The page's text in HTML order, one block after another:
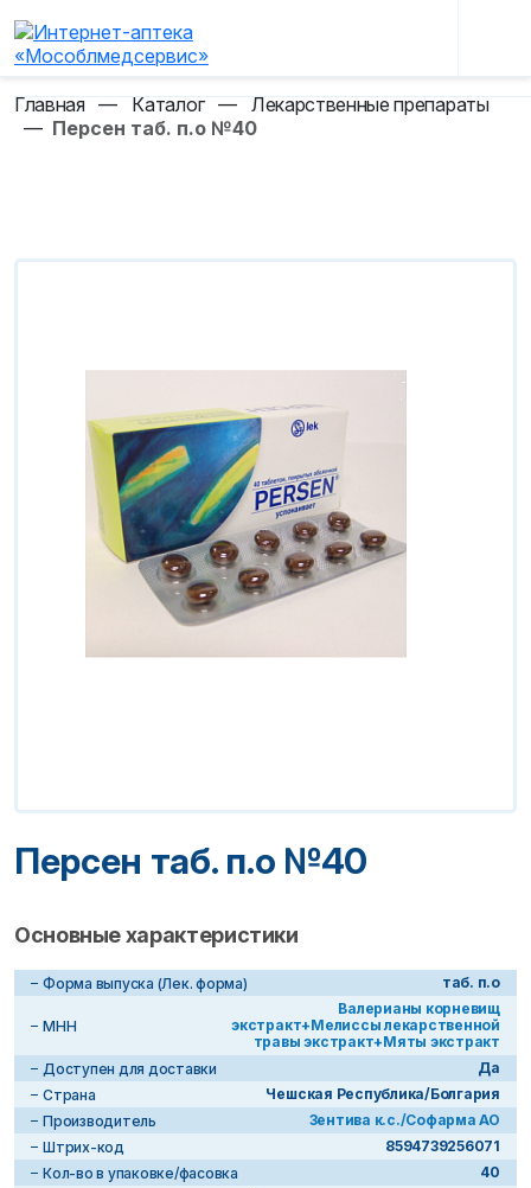
Главная — Каталог — Лекарственные препараты
— Персен таб. п.о №40
Персен таб. п.о №40
Основные характеристики
Форма выпуска (Лек. форма) таб. п.о
МНН
Валерианы корневищ
экстракт+Мелиссы лекарственной
травы экстракт+Мяты экстракт
Доступен для доставки
Да
Страна
Чешская Республика/Болгария
Производитель
Зентива к.с./Софарма АО
Штрих-код
8594739256071
Кол-во в упаковке/фасовка
40